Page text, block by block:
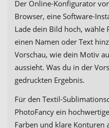
Der Online-Konfigurator
Browser, eine Software-
Lade dein Bild hoch, wähle
einen Namen oder Text
Vorschau, wie dein Motiv
aussieht. Was du in der
gedruckten Ergebnis.
Für den Textil-
PhotoFancy ein
Farben und klare Konturen